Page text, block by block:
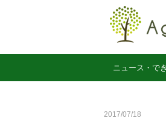
ニュース・で
2017/07/18